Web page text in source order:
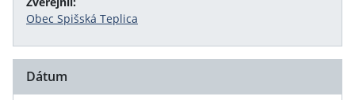
Obec Spišská Teplica
Dátum